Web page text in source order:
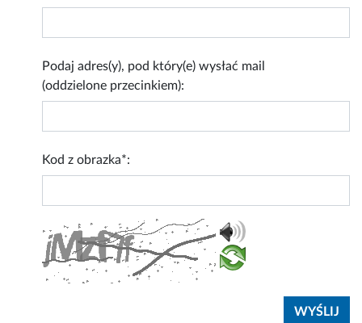
Podaj adres(y), pod który(e) wysłać mail
(oddzielone przecinkiem):
Kod z obrazka*: